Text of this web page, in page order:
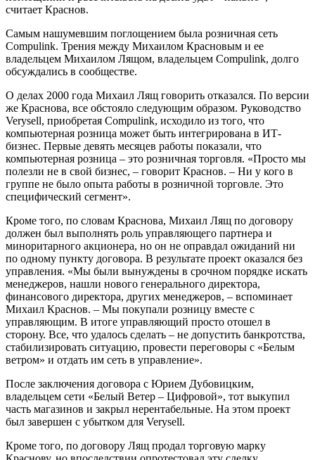
считает Краснов.
Самым нашумевшим поглощением была розничная сеть
Compulink. Трения между Михаилом Красновым и ее
владельцем Михаилом Лящом, владельцем Compulink, долго
обсуждались в сообществе.
О делах 2000 года Михаил Лящ говорить отказался. По версии
же Краснова, все обстояло следующим образом. Руководство
Verysell, приобретая Compulink, исходило из того, что
компьютерная розница может быть интегрирована в ИТ-
бизнес. Первые девять месяцев работы показали, что
компьютерная розница – это розничная торговля. «Просто мы
полезли не в свой бизнес, – говорит Краснов. – Ни у кого в
группе не было опыта работы в розничной торговле. Это
специфический сегмент».
Кроме того, по словам Краснова, Михаил Лящ по договору
должен был выполнять роль управляющего партнера и
миноритарного акционера, но он не оправдал ожиданий ни
по одному пункту договора. В результате проект оказался без
управления. «Мы были вынуждены в срочном порядке искать
менеджеров, нашли нового генерального директора,
финансового директора, других менеджеров, – вспоминает
Михаил Краснов. – Мы покупали розницу вместе с
управляющим. В итоге управляющий просто отошел в
сторону. Все, что удалось сделать – не допустить банкротства,
стабилизировать ситуацию, провести переговоры с «Белым
ветром» и отдать им сеть в управление».
После заключения договора с Юрием Дубовицким,
владельцем сети «Белый Ветер – Цифровой», тот выкупил
часть магазинов и закрыл нерентабельные. На этом проект
был завершен с убытком для Verysell.
Кроме того, по договору Лящ продал торговую марку